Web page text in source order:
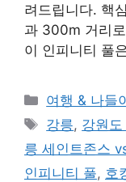
려드립니다. 핵
과 300m 거리
이 인피니티 풀
카
테
고
리
여행 & 나들
태
그
강릉, 강원
릉 세인트존스
인피니티 풀, 호